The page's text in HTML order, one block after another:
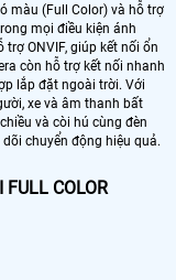
màu (Full Color) và hỗ trợ
mọi điều kiện ánh
trợ ONVIF, giúp kết nối ổn
còn hỗ trợ kết nối nhanh
lắp đặt ngoài trời. Với
xe và âm thanh bất
và còi hú cùng đèn
chuyển động hiệu quả.
COLOR